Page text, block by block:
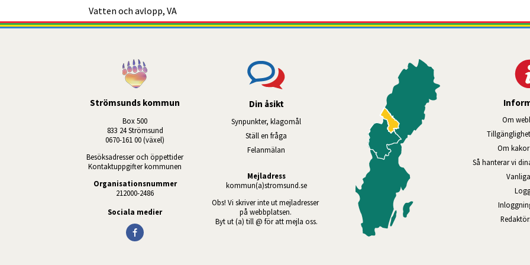
Vatten och avlopp, VA
Strömsunds kommun
Box 500
833 24 Strömsund
0670-161 00 (växel)
Besöksadresser och öppettider
Kontaktuppgifter kommunen
Organisationsnummer
212000-2486
Sociala medier
Din åsikt
Synpunkter, klagomål
Ställ en fråga
Felanmälan
Mejladress
kommun(a)stromsund.se
Obs! Vi skriver inte ut mejladresser
på webbplatsen.
Byt ut (a) till @ för att mejla oss.
Om
Om
Så hanterar vi